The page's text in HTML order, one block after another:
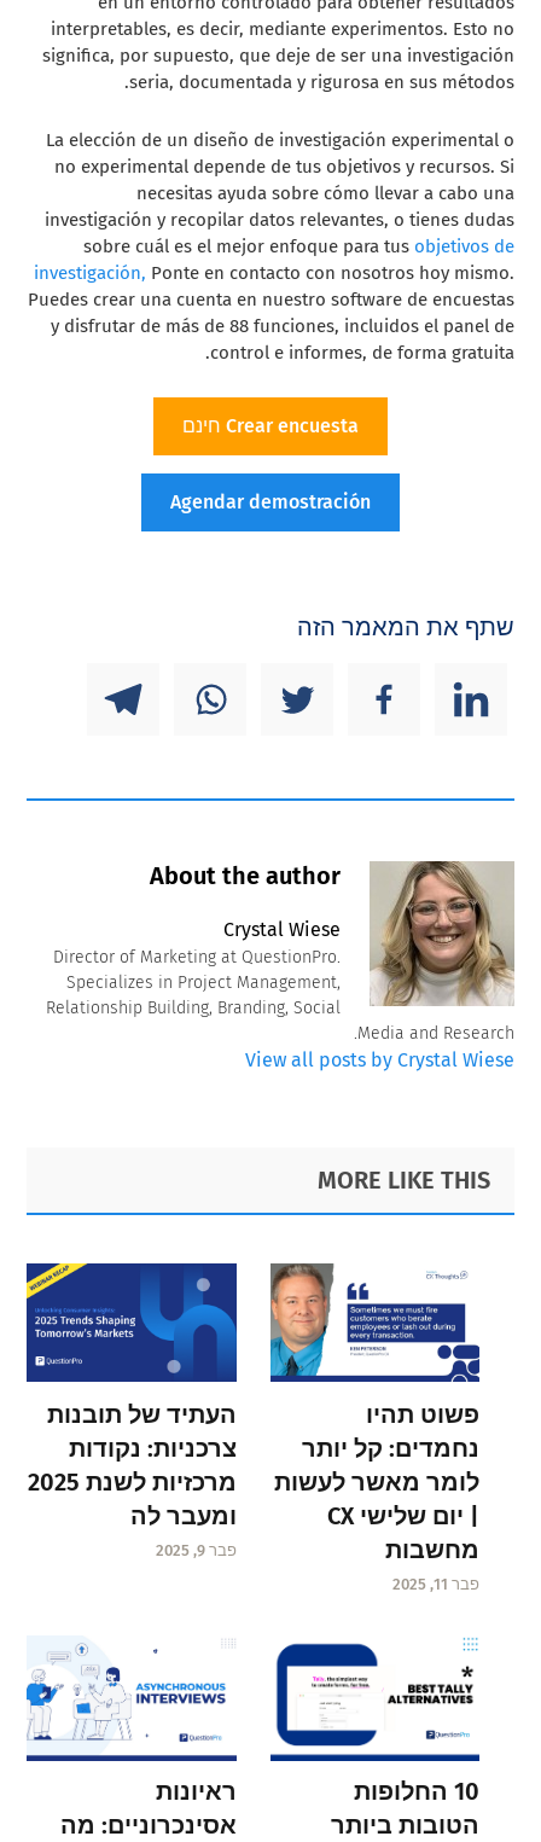
interpretables, es decir, mediante experimentos. Esto no
significa, por supuesto, que deje de ser una investigación
seria, documentada y rigurosa en sus métodos.
La elección de un diseño de investigación experimental o
no experimental depende de tus objetivos y recursos. Si
necesitas ayuda sobre cómo llevar a cabo una
investigación y recopilar datos relevantes, o tienes dudas
sobre cuál es el mejor enfoque para tus objetivos de
investigación, Ponte en contacto con nosotros hoy mismo.
Puedes crear una cuenta en nuestro software de encuestas
y disfrutar de más de 88 funciones, incluidos el panel de
control e informes, de forma gratuita.
Crear encuesta חינם
Agendar demostración
שתף את המאמר הזה
About the author
Crystal Wiese
Director of Marketing at QuestionPro.
Specializes in Project Management,
Relationship Building, Branding, Social
Media and Research.
View all posts by Crystal Wiese
Primary
Sidebar
Footer
MORE LIKE THIS
פשוט תהיו
נחמדים: קל יותר
לומר מאשר לעשות
| יום שלישי CX
מחשבות
פבר 11, 2025
העתיד של תובנות
צרכניות: נקודות
מרכזיות לשנת 2025
ומעבר לה
פבר 9, 2025
10 החלופות
הטובות ביותר
ראיונות
אסינכרוניים: מה